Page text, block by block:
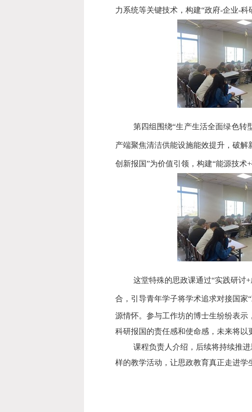
力系统等关键技术，构建“政府-企业-科
第四组围绕“生产生活全面绿色转
产端聚焦清洁供能设施能效提升，破
创新报国”为价值引领，构建“能源技术+
这堂特殊的思政课通过“实践研讨+
合，引导青年学子将学术追求对接国家“
源情怀。 参与工作坊的博士生纷纷表示
科研报国的责任感和使命感，未来将以
课程负责人介绍，后续将持续推
样的教学活动，让思政教育真正走进学